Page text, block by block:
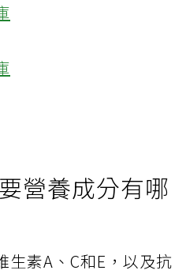
營養成分有哪
生素A、C和E，以及抗